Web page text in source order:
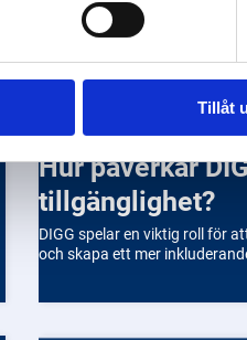
Tillåt
Hur påverkar DIGG digital
tillgänglighet?
DIGG spelar en viktig roll för
och skapa ett mer